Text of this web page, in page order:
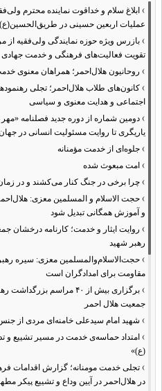
› ابلاغ سلام و خداقوت نماینده محترم
عملیات اربعین حسینی در طریق‌الحسین(ع)
› بازرس ویژه حوزه نمایندگی ولی‌فقیه از
تقویت فعالیت‌های فرهنگی و خدمت جهادی
› روحانیون هلال‌احمر؛ همراهان معنوی
› کانون‌های طلاب هلال‌احمر؛ تجلی
اجتماعی و هدایت معنوی و سیاسی
› دومین شماره از دوره جدید فصلنامه
یاریگری تا روایت مسئولیت انسانی در
› جلوه‌ای از خدمت مؤمنانه
› امت مبعوث شده
› چرا برخی در جنگ کنار می‌کشند و در
› حجت الاسلام و المسلمین معزی:
و آموزش همگانی تبدیل شود
› روایت ایثار و خدمت؛ کارنامه درخشان
رهبر شهید
› حجت‌الاسلام‌والمسلمین معزی: سیره
مقاومت برای امدادگران است
›
برگزاری بیش از ۴۰ مراسم
جمعیت هلال احمر
› شهید امام سیدعلی خامنه‌ای مردی از جنس انسان
› امتداد حماسه‌ی خدمت در مسیر تشییع و
(ع)»
› تجلی خدمت مومنانه؛ گزارش اقدامات
در هلال‌احمر در آیین وداع و تشییع پیکر